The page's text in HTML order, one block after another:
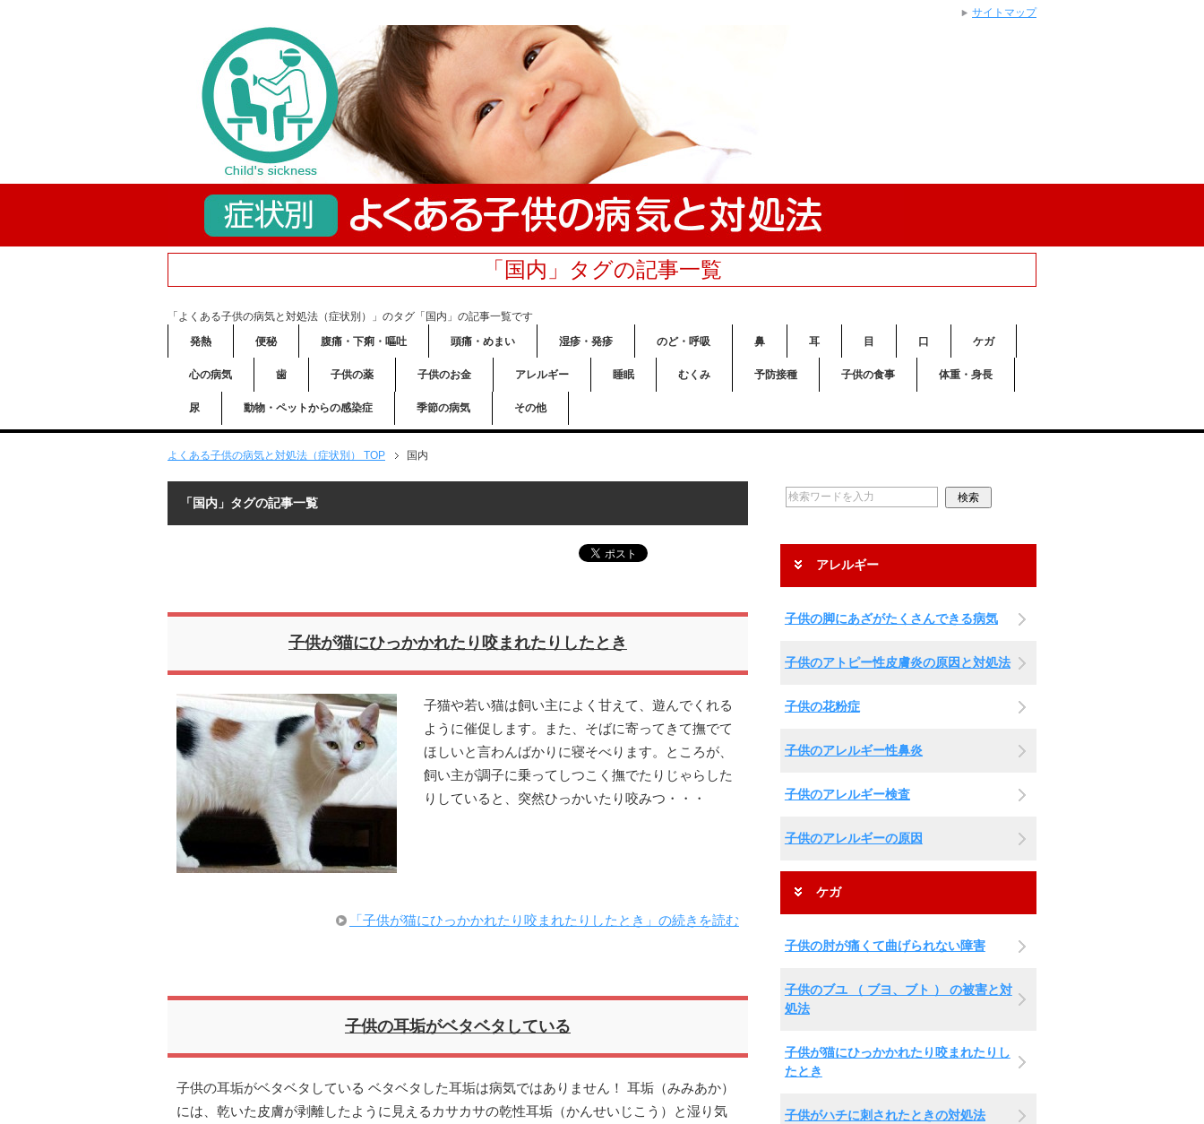
「国内」タグの記事一覧
「よくある子供の病気と対処法（症状別）」のタグ「国内」の記事一覧です
発熱
便秘 腹痛・下痢・嘔吐 頭痛・めまい 湿疹・発疹 のど・呼吸 鼻 耳 目 口 ケガ
心の病気 歯 子供の薬 子供のお金 アレルギー 睡眠 むくみ 予防接種 子供の食事 体重・身長
尿 動物・ペットからの感染症 季節の病気 その他
よくある子供の病気と対処法（症状別） TOP 国内
「国内」タグの記事一覧
子供が猫にひっかかれたり咬まれたりしたとき
子猫や若い猫は飼い主によく甘えて、遊んでくれる
ように催促します。また、そばに寄ってきて撫でて
ほしいと言わんばかりに寝そべります。ところが、
飼い主が調子に乗ってしつこく撫でたりじゃらした
りしていると、突然ひっかいたり咬みつ・・・
「子供が猫にひっかかれたり咬まれたりしたとき」の続きを読む
子供の耳垢がベタベタしている
子供の耳垢がベタベタしている ベタベタした耳垢は病気ではありません！ 耳垢（みみあか）
には、乾いた皮膚が剥離したように見えるカサカサの乾性耳垢（かんせいじこう）と湿り気
アレルギー
子供の脚にあざがたくさんできる病気
子供のアトピー性皮膚炎の原因と対処法
子供の花粉症
子供のアレルギー性鼻炎
子供のアレルギー検査
子供のアレルギーの原因
ケガ
子供の肘が痛くて曲げられない障害
子供のブユ （ ブヨ、ブト ） の被害と対
処法
子供が猫にひっかかれたり咬まれたりし
たとき
子供がハチに刺されたときの対処法
サイトマップ